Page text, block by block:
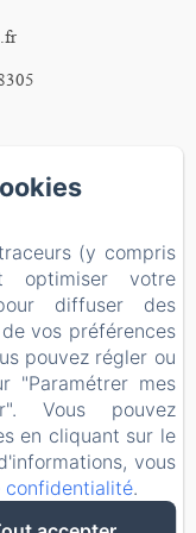
(y compris
optimiser votre
diffuser des
vos préférences
pouvez régler ou
"Paramétrer mes
Vous pouvez
en cliquant sur le
vous
confidentialité.